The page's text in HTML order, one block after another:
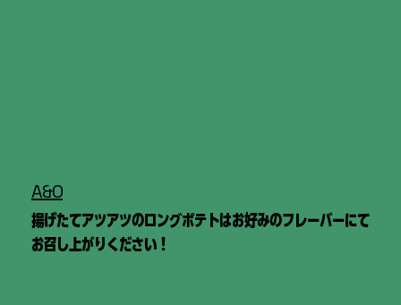
A&O
揚げたてアツアツのロングポテトはお好みのフレーバーにて
お召し上がりください！